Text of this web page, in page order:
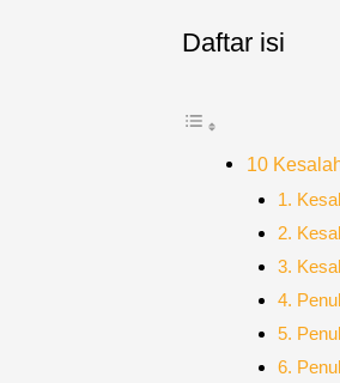
Daftar isi
10
1.
2.
3.
4.
5.
6.